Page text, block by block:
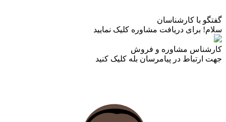
گفتگو با کارشناسان
سلام! برای دریافت مشاوره کلیک نمایید
کارشناس مشاوره و فروش
جهت ارتباط در پیامرسان بله کلیک کنید